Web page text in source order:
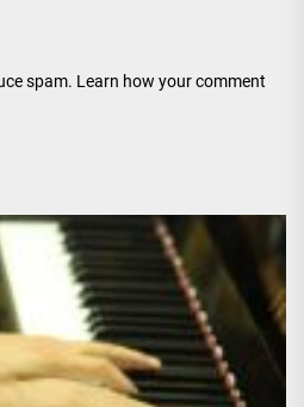
spam. Learn how your comment